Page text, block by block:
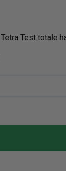
Tetra Test totale